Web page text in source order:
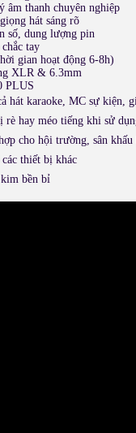
âm thanh chuyên nghiệp
hát sáng rõ
số, dung lượng pin
tay
gian hoạt động 6-8h)
XLR & 6.3mm
PLUS
hát karaoke, MC sự kiện,
hay méo tiếng khi sử
cho hội trường, sân khấu
thiết bị khác
bền bỉ